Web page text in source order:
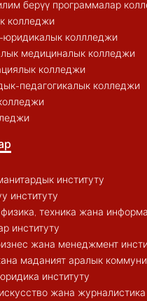
берүү программалар
колледжи
коллледжи
медициналык колледжи
колледжи
педагогикалык колледжи
институту
институту
техника жана
институту
жана менеджмент
маданият аралык
институту
жана журналистика